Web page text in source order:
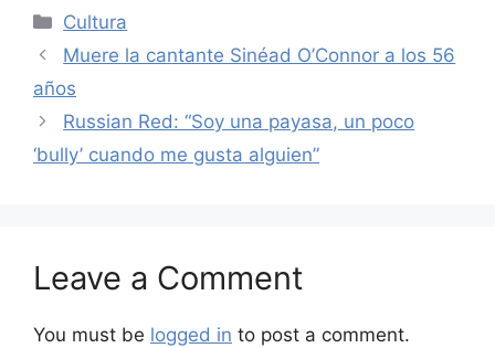
Categories
Cultura
Muere la cantante Sinéad O’Connor a los 56
años
Russian Red: “Soy una payasa, un poco
‘bully’ cuando me gusta alguien”
Leave a Comment
You must be logged in to post a comment.